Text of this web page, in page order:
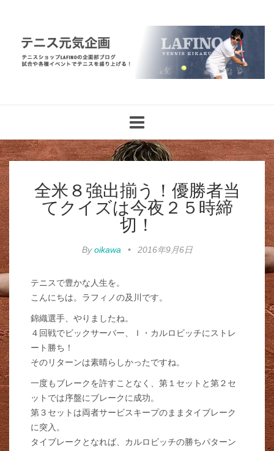
navigation
全米８強出揃う！優勝者当
てクイズは今夜２５時締
切！
Byoikawa • 2016年9月6日
テニスで豊かな人生を。
こんにちは。ラフィノの及川です。
錦織選手、やりましたね。
４回戦でビックサーバー、Ｉ・カルロビッチにストレ
ート勝ち！
そのリターンは素晴らしかったですね。
一度もブレークを許すことなく、第１セットと第２セ
ットでは序盤にブレークに成功。
第３セットは両者サービスキープのままタイブレーク
に突入。
タイブレークとなれば、カルロビッチの勝ちパターン